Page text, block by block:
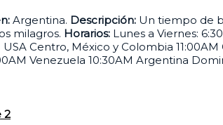
Argentina. Descripción: Un tiempo de
milagros. Horarios: Lunes a Viernes:
Centro, México y Colombia
Venezuela 10:30AM Argentina
2